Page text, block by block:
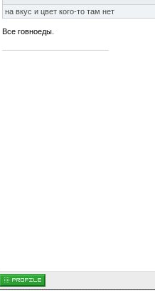
на вкус и цвет кого-то там нет
Все говноеды.